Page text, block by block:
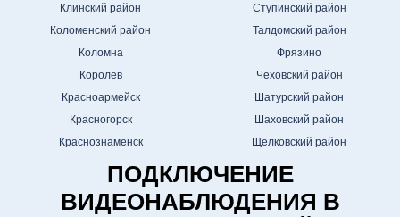
Клинский район
Коломенский район
Коломна
Королев
Красноармейск
Красногорск
Краснознаменск
Ступинский район
Талдомский район
Фрязино
Чеховский район
Шатурский район
Шаховский район
Щелковский район
ПОДКЛЮЧЕНИЕ
ВИДЕОНАБЛЮДЕНИЯ В